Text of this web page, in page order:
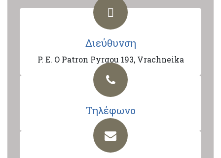
Διεύθυνση
P. E. O Patron Pyrgou 193, Vrachneika
Τηλέφωνο